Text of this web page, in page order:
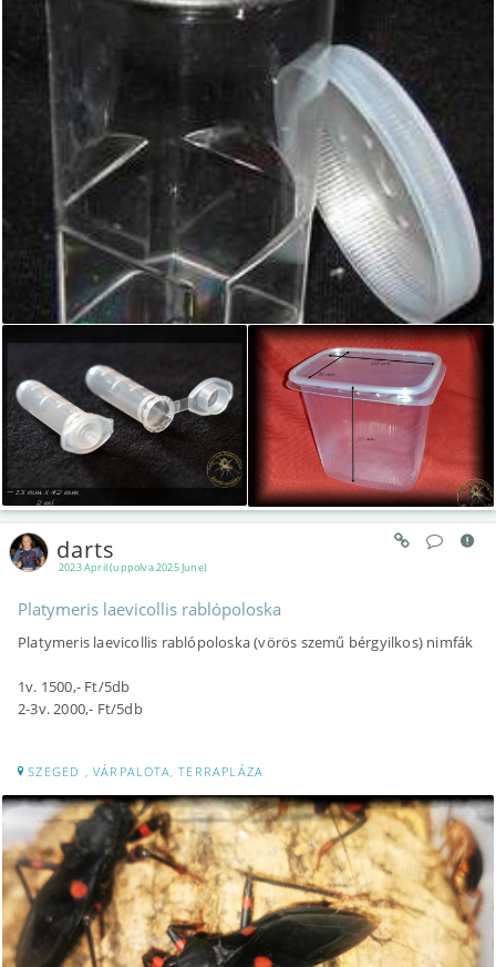
2023 April (uppolva 2025 June)
darts
Platymeris laevicollis rablópoloska
Platymeris laevicollis rablópoloska (vörös szemű bérgyilkos) nimfák
1v. 1500,- Ft/5db
2-3v. 2000,- Ft/5db
SZEGED , VÁRPALOTA, TERRAPLÁZA